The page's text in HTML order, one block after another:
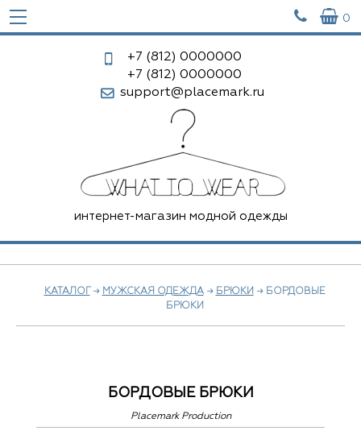
  0
+7 (812) 0000000
+7 (812) 0000000
support@placemark.ru
интернет-магазин модной одежды
КАТАЛОГ → МУЖСКАЯ ОДЕЖДА→ БРЮКИ → БОРДОВЫЕ
БРЮКИ
БОРДОВЫЕ БРЮКИ
Placemark Production